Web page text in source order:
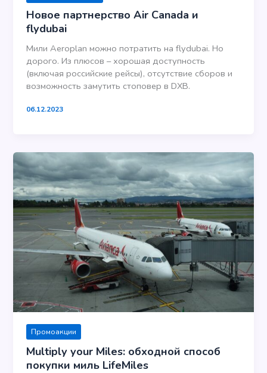
Новое партнерство Air Canada и
flydubai
Мили Aeroplan можно потратить на flydubai. Но
дорого. Из плюсов – хорошая доступность
(включая российские рейсы), отсутствие сборов и
возможность замутить стоповер в DXB.
06.12.2023
Промоакции
Multiply your Miles: обходной способ
покупки миль LifeMiles